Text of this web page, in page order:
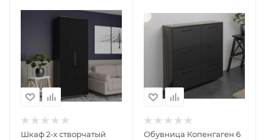
Шкаф 2-х створчатый
Обувница Копенгаген 6